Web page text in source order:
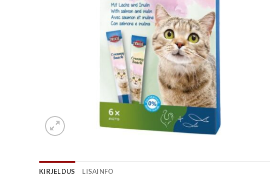
KIRJELDUS LISAINFO